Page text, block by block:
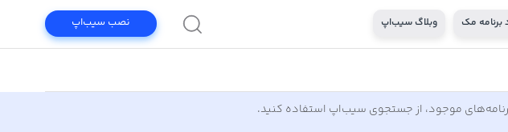
برنامه مک وبلاگ سیب‌اپ نصب سیب‌اپ
موجود، از جستجوی سیب‌اپ استفاده کنید.